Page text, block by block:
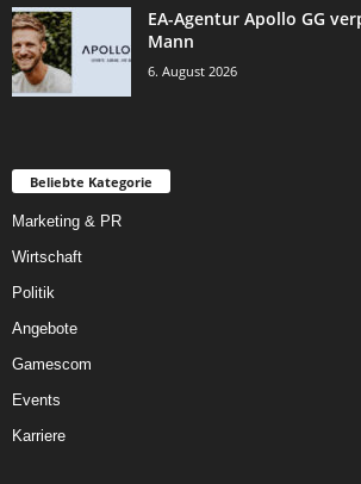
EA-Agentur Apollo GG
Mann
6. August 2026
Beliebte Kategorie
Marketing & PR
Wirtschaft
Politik
Angebote
Gamescom
Events
Karriere